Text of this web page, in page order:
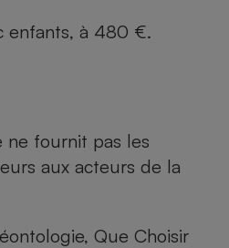
enfants, à 480 €.
ne fournit pas les
aux acteurs de la
Que Choisir